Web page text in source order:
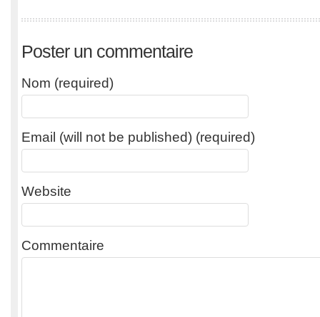
Poster un commentaire
Nom (required)
Email (will not be published) (required)
Website
Commentaire